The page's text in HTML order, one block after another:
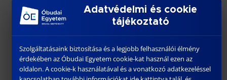
titkár 2012-től
MTA Természetföldrajzi Tudományos
Bizottság tag 2014
Geoinformatikai Intézet CEEPUS
koordinátor
Adatvédelmi és cookie
tájékoztató
Szolgáltatásaink biztosítása és a legjobb felhasználói élmény
érdekében az Óbudai Egyetem cookie-kat használ ezen az
oldalon. A cookie-k használatával és a vonatkozó adatkezeléssel